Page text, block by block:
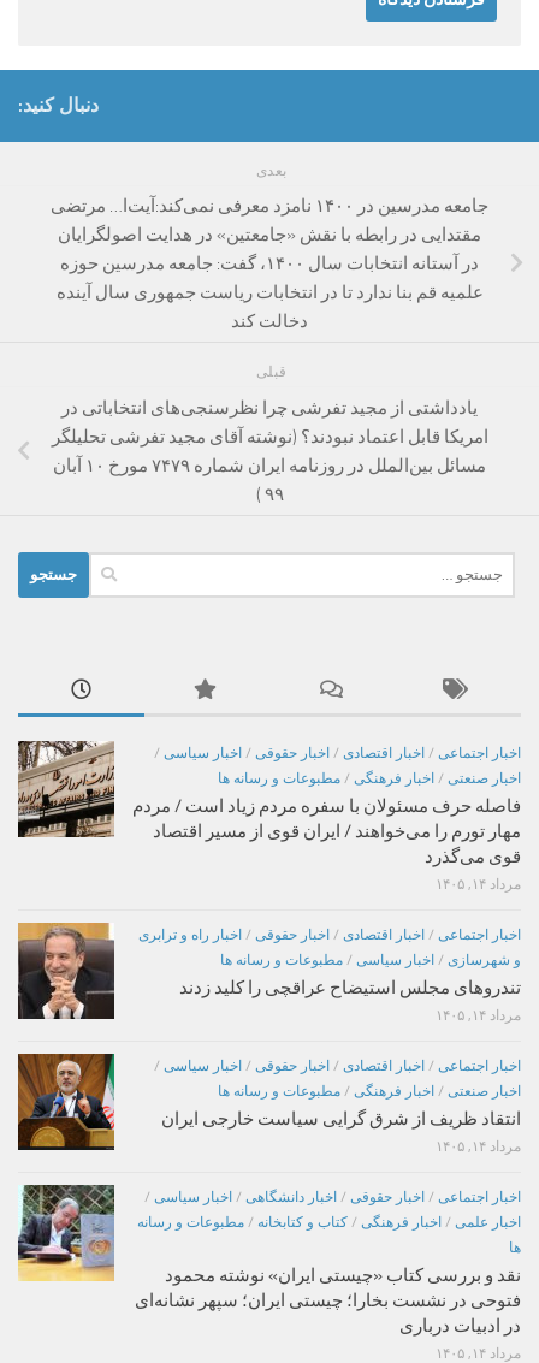
دنبال کنید:
بعدی
جامعه مدرسین در ۱۴۰۰ نامزد معرفی نمی‌کند:آیت‌ا… مرتضی
مقتدایی در رابطه با نقش «جامعتین» در هدایت اصولگرایان
در آستانه انتخابات سال ۱۴۰۰، گفت: جامعه مدرسین حوزه
علمیه قم بنا ندارد تا در انتخابات ریاست جمهوری سال آینده
دخالت کند
قبلی
یادداشتی از مجید تفرشی چرا نظرسنجی‌های انتخاباتی در
امریکا قابل اعتماد نبودند؟ (نوشته آقای مجید تفرشی تحلیلگر
مسائل بین‌الملل در روزنامه ایران شماره ۷۴۷۹ مورخ ۱۰ آبان
۹۹ )
برای:
اخبار اجتماعی / اخبار اقتصادی / اخبار حقوقی / اخبار سیاسی /
اخبار صنعتی / اخبار فرهنگی / مطبوعات و رسانه ها
فاصله حرف مسئولان با سفره مردم زیاد است / مردم
مهار تورم را می‌خواهند / ایران قوی از مسیر اقتصاد
قوی می‌گذرد
مرداد ۱۴, ۱۴۰۵
اخبار اجتماعی / اخبار اقتصادی / اخبار حقوقی / اخبار راه و ترابری
و شهرسازی / اخبار سیاسی / مطبوعات و رسانه ها
تندروهای مجلس استیضاح عراقچی را کلید زدند
مرداد ۱۴, ۱۴۰۵
اخبار اجتماعی / اخبار اقتصادی / اخبار حقوقی / اخبار سیاسی /
اخبار صنعتی / اخبار فرهنگی / مطبوعات و رسانه ها
انتقاد ظریف از شرق گرایی سیاست خارجی ایران
مرداد ۱۴, ۱۴۰۵
اخبار اجتماعی / اخبار حقوقی / اخبار دانشگاهی / اخبار سیاسی /
اخبار علمی / اخبار فرهنگی / کتاب و کتابخانه / مطبوعات و رسانه
ها
نقد و بررسی کتاب «چیستی ایران» نوشته محمود
فتوحی در نشست بخارا؛ چیستی ایران؛ سپهر نشانه‌ای
در ادبیات درباری
مرداد ۱۴, ۱۴۰۵